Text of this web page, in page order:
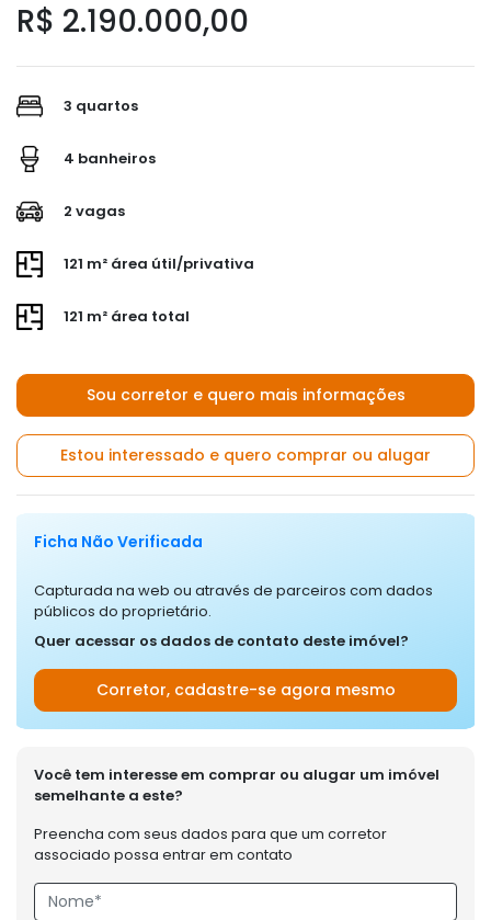
R$ 2.190.000,00
3 quartos
4 banheiros
2 vagas
121 m² área útil/privativa
121 m² área total
Sou corretor e quero mais informações
Estou interessado e quero comprar ou alugar
Ficha Não Verificada
Capturada na web ou através de parceiros com dados
públicos do proprietário.
Quer acessar os dados de contato deste imóvel?
Corretor, cadastre-se agora mesmo
Você tem interesse em comprar ou alugar um imóvel
semelhante a este?
Preencha com seus dados para que um corretor
associado possa entrar em contato